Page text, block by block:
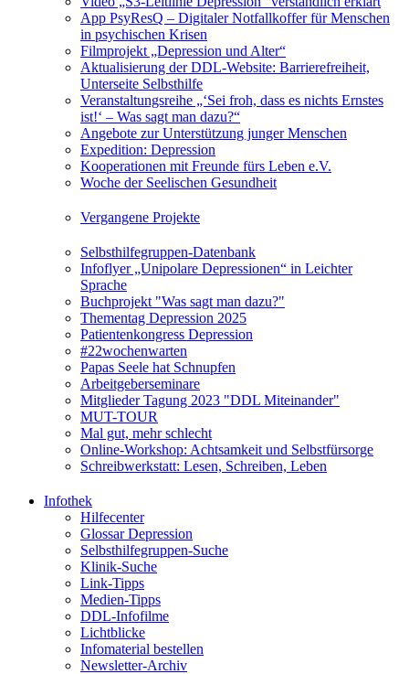
App PsyResQ – Digitaler Notfallkoffer für Menschen
in psychischen Krisen
Filmprojekt „Depression und Alter“
Aktualisierung der DDL-Website: Barrierefreiheit,
Unterseite Selbsthilfe
Veranstaltungsreihe „‘Sei froh, dass es nichts Ernstes
ist!‘ – Was sagt man dazu?“
Angebote zur Unterstützung junger Menschen
Expedition: Depression
Kooperationen mit Freunde fürs Leben e.V.
Woche der Seelischen Gesundheit
Vergangene Projekte
Selbsthilfegruppen-Datenbank
Infoflyer „Unipolare Depressionen“ in Leichter
Sprache
Buchprojekt "Was sagt man dazu?"
Thementag Depression 2025
Patientenkongress Depression
#22wochenwarten
Papas Seele hat Schnupfen
Arbeitgeberseminare
Mitglieder Tagung 2023 "DDL Miteinander"
MUT-TOUR
Mal gut, mehr schlecht
Online-Workshop: Achtsamkeit und Selbstfürsorge
Schreibwerkstatt: Lesen, Schreiben, Leben
Infothek
Hilfecenter
Glossar Depression
Selbsthilfegruppen-Suche
Klinik-Suche
Link-Tipps
Medien-Tipps
DDL-Infofilme
Lichtblicke
Infomaterial bestellen
Newsletter-Archiv